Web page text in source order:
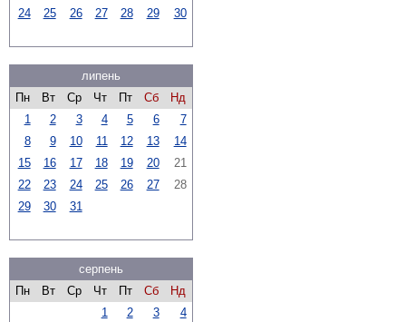
24
25 26 27 28 29 30
липень
Пн
Вт Ср Чт Пт Сб
Нд
1
2 3 4 5 6
7
8
9 10 11 12 13
14
15
16 17 18 19 20
21
22
23 24 25 26 27
28
29
30 31
серпень
Пн
Вт Ср Чт Пт Сб
Нд
1
2 3
4